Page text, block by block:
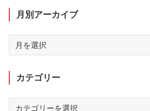
月別アーカイブ
イ
カテゴリー